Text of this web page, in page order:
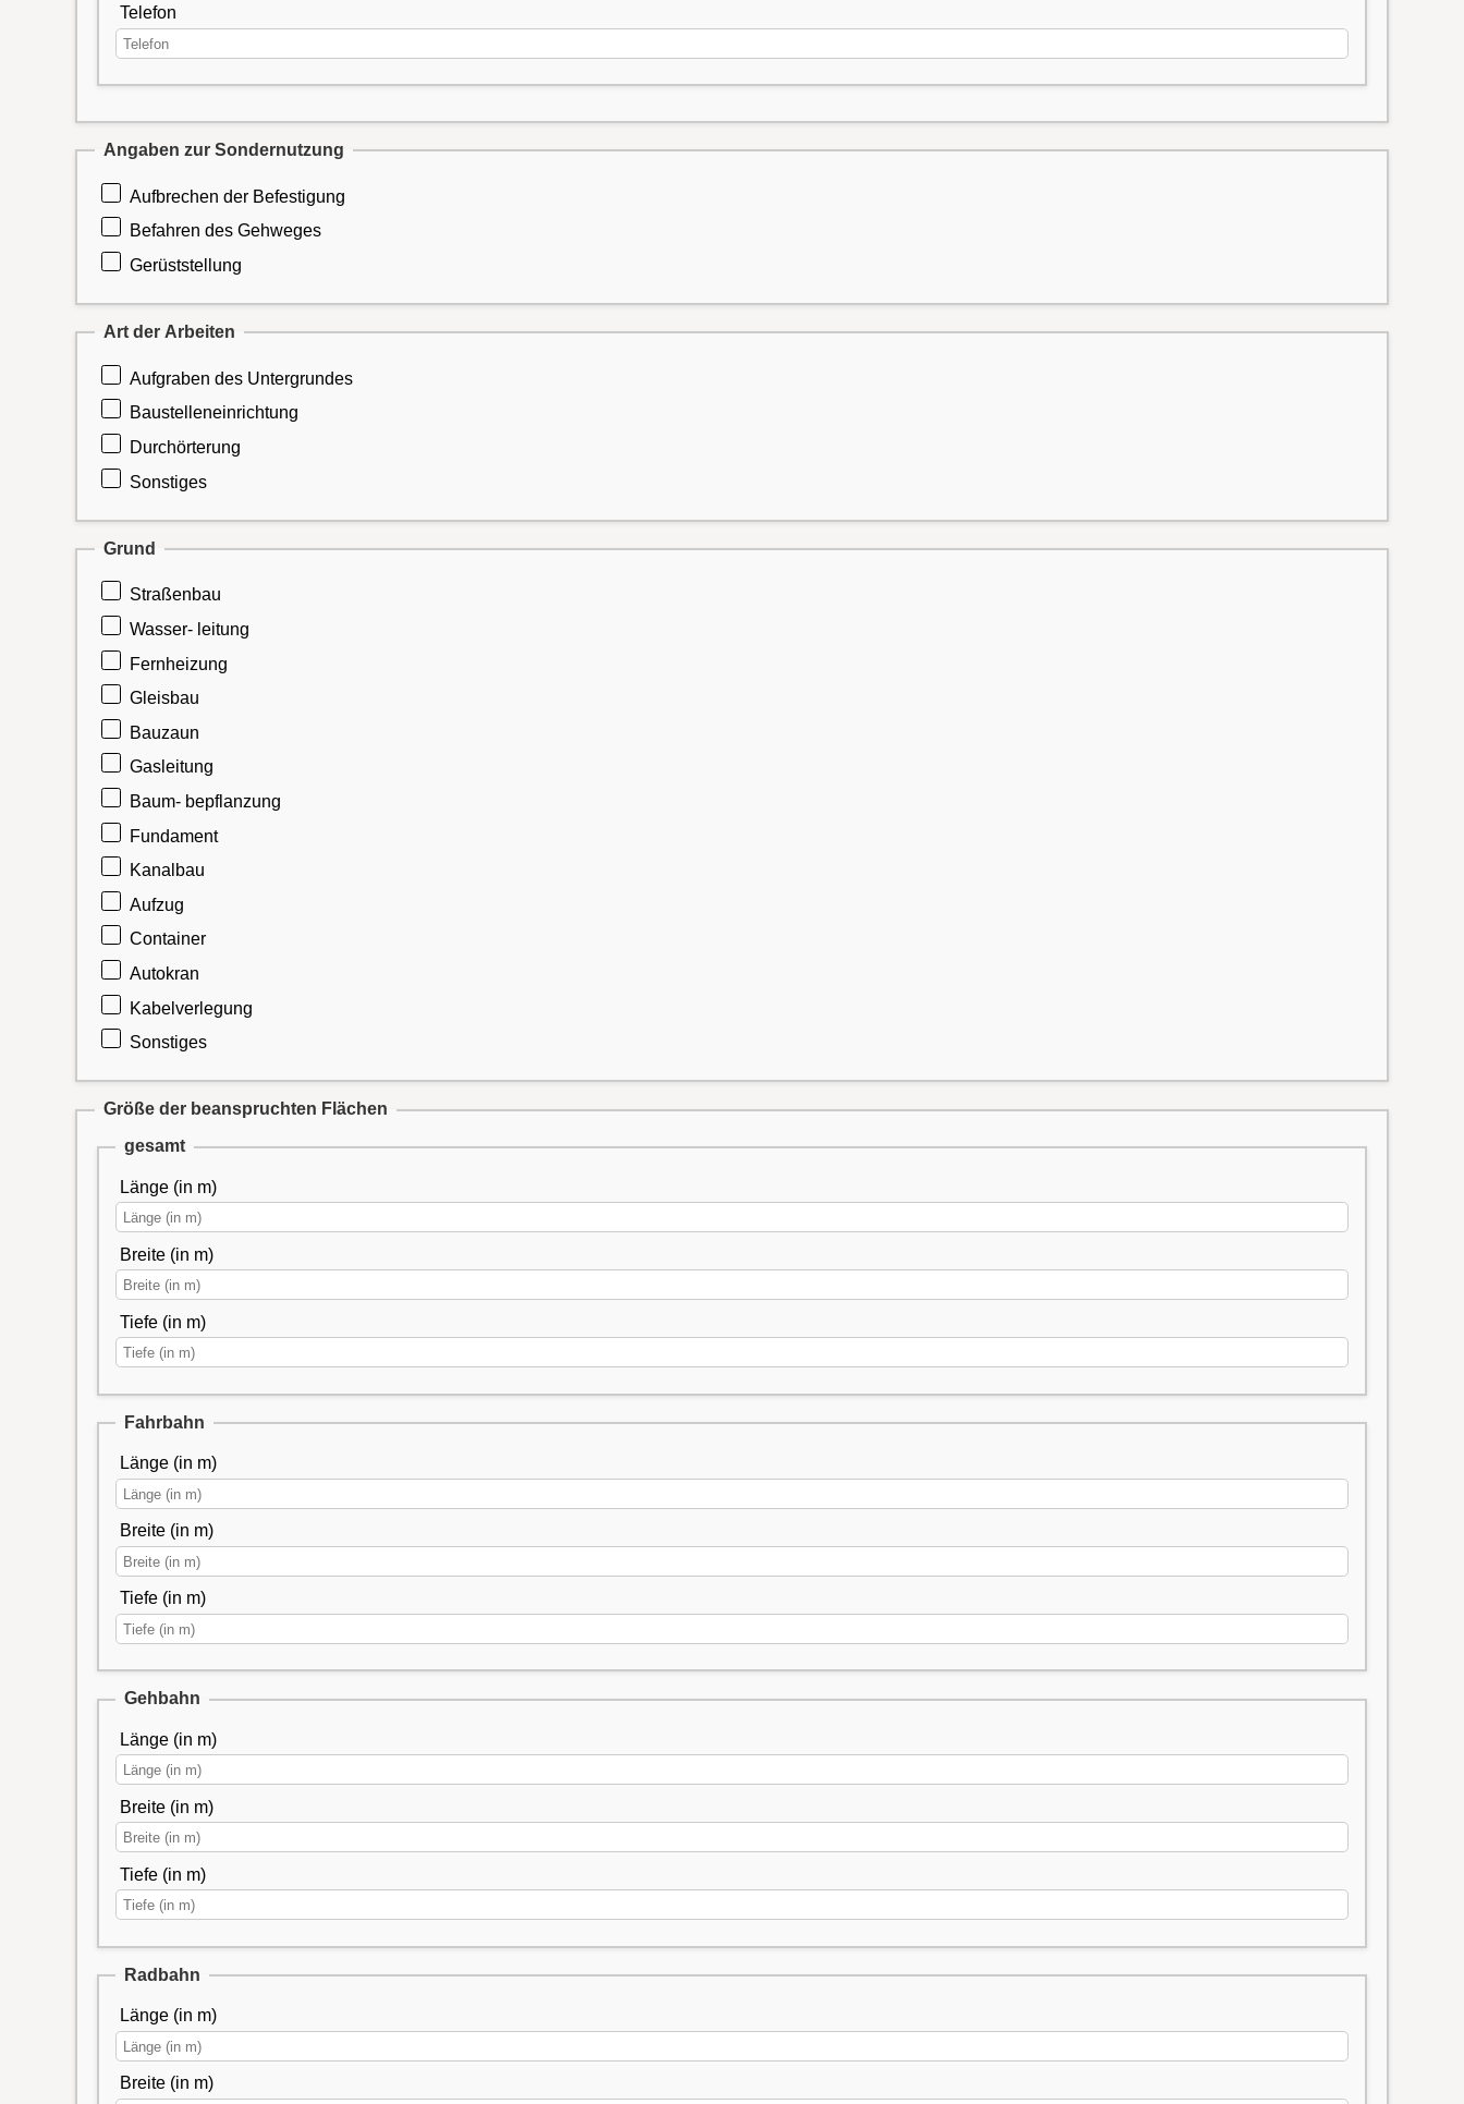
Telefon
Angaben zur Sondernutzung
Aufbrechen der Befestigung
Befahren des Gehweges
Gerüststellung
Art der Arbeiten
Aufgraben des Untergrundes
Baustelleneinrichtung
Durchörterung
Sonstiges
Grund
Straßenbau
Wasser- leitung
Fernheizung
Gleisbau
Bauzaun
Gasleitung
Baum- bepflanzung
Fundament
Kanalbau
Aufzug
Container
Autokran
Kabelverlegung
Sonstiges
Größe der beanspruchten Flächen
gesamt
Länge (in m)
Breite (in m)
Tiefe (in m)
Fahrbahn
Länge (in m)
Breite (in m)
Tiefe (in m)
Gehbahn
Länge (in m)
Breite (in m)
Tiefe (in m)
Radbahn
Länge (in m)
Breite (in m)